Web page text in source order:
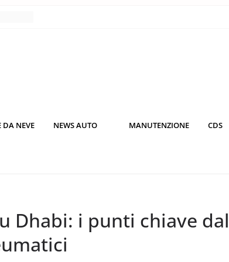
DA NEVE NEWS AUTO MANUTENZIONE CDS
Dhabi: i punti chiave dal